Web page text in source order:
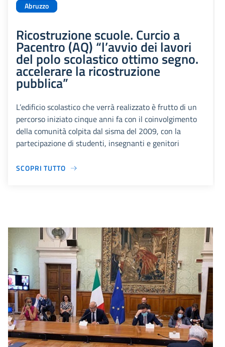
Abruzzo
Ricostruzione scuole. Curcio a
Pacentro (AQ) “l’avvio dei lavori
del polo scolastico ottimo segno.
accelerare la ricostruzione
pubblica”
L’edificio scolastico che verrà realizzato è frutto di un
percorso iniziato cinque anni fa con il coinvolgimento
della comunità colpita dal sisma del 2009, con la
partecipazione di studenti, insegnanti e genitori
SCOPRI TUTTO